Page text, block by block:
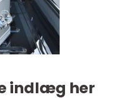
indlæg her